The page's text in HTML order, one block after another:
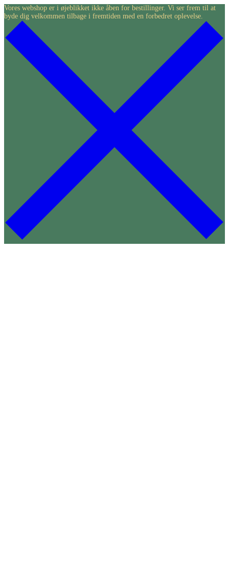
Skip
to
content
Vores webshop er i øjeblikket ikke åben for bestillinger. Vi ser frem til at
byde dig velkommen tilbage i fremtiden med en forbedret oplevelse.